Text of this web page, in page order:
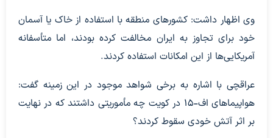
وی اظهار داشت: کشورهای منطقه با استفاده از خاک یا آسمان
خود برای تجاوز به ایران مخالفت کرده بودند، اما متأسفانه
آمریکایی‌ها از این امکانات استفاده کردند.
عراقچی با اشاره به برخی شواهد موجود در این زمینه گفت:
هواپیماهای اف-۱۵ در کویت چه مأموریتی داشتند که در نهایت
بر اثر آتش خودی سقوط کردند؟